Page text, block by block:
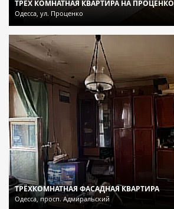
ТРЁХ КОМНАТНАЯ КВАРТИРА НА ПРОЦЕНКО
Одесса, ул. Проценко
ТРЁХКОМНАТНАЯ ФАСАДНАЯ КВАРТИРА
Одесса, просп. Адмиральский